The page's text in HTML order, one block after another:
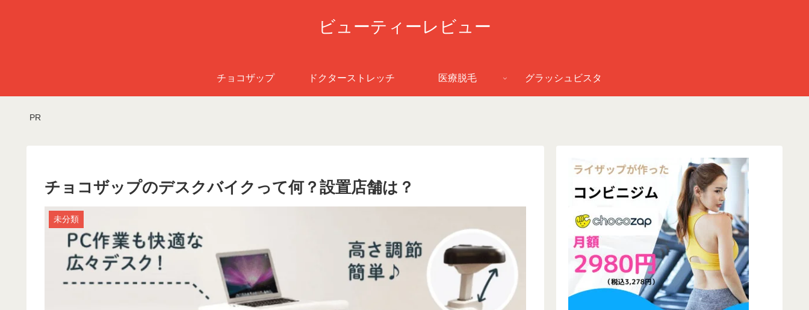
ビューティーレビュー
チョコザップ ドクターストレッチ 医療脱毛 グラッシュビスタ
PR
チョコザップのデスクバイクって何？設置店舗は？
未分類